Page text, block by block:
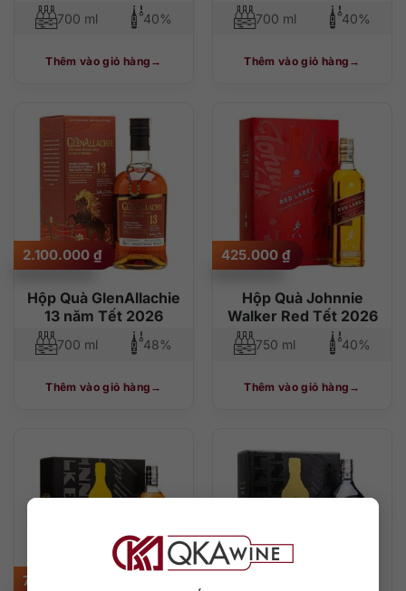
700 ml 40%
Thêm vào giỏ hàng
700 ml 40%
Thêm vào giỏ hàng
Hộp Quà GlenAllachie
13 năm Tết 2026
2.100.000 ₫
700 ml 48%
Thêm vào giỏ hàng
Hộp Quà Johnnie
Walker Red Tết 2026
425.000 ₫
750 ml 40%
Thêm vào giỏ hàng
750.000